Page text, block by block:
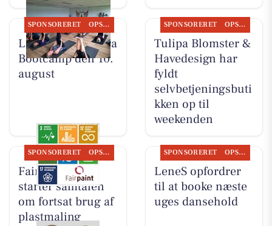
SPONSORERET OPSLAGSTAVLEN
LeneS starter Yoga
Bootcamp den 10.
august
SPONSORERET OPSLAGSTAVLEN
Tulipa Blomster &
Havedesign har
fyldt
selvbetjeningsbuti
kken op til
weekenden
SPONSORERET OPSLAGSTAVLEN
Fairpaint ApS
starter samtalen
om fortsat brug af
plastmaling
SPONSORERET OPSLAGSTAVLEN
LeneS opfordrer
til at booke næste
uges dansehold